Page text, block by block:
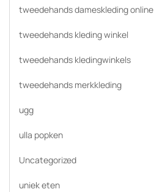
tweedehands dameskleding online
tweedehands kleding winkel
tweedehands kledingwinkels
tweedehands merkkleding
ugg
ulla popken
Uncategorized
uniek eten